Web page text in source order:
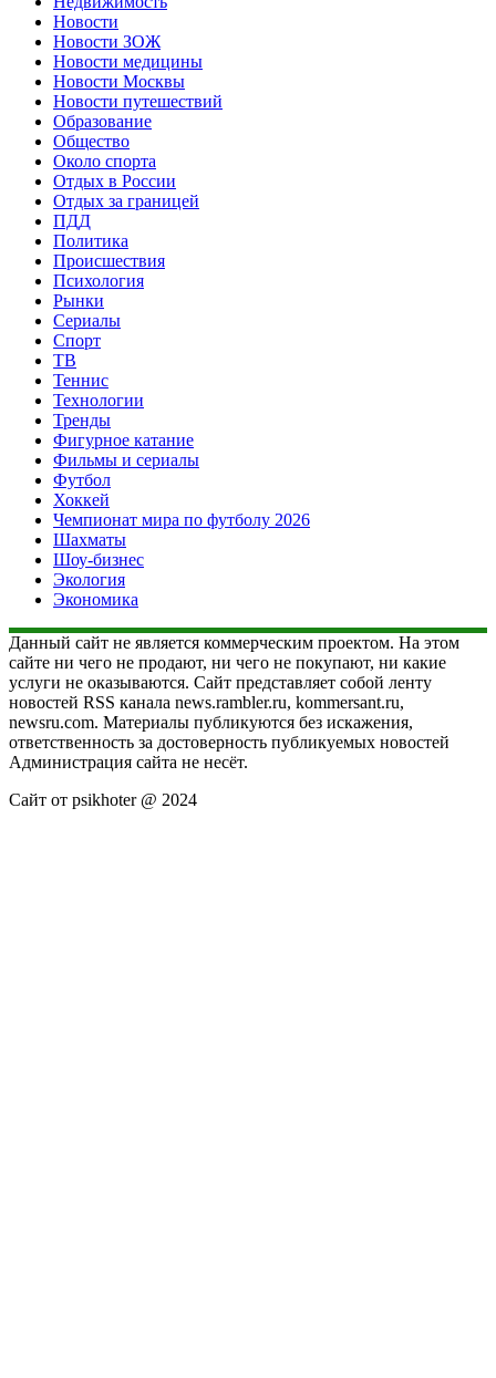
Новости
Новости ЗОЖ
Новости медицины
Новости Москвы
Новости путешествий
Образование
Общество
Около спорта
Отдых в России
Отдых за границей
ПДД
Политика
Происшествия
Психология
Рынки
Сериалы
Спорт
ТВ
Теннис
Технологии
Тренды
Фигурное катание
Фильмы и сериалы
Футбол
Хоккей
Чемпионат мира по футболу 2026
Шахматы
Шоу-бизнес
Экология
Экономика
Данный сайт не является коммерческим проектом. На этом
сайте ни чего не продают, ни чего не покупают, ни какие
услуги не оказываются. Сайт представляет собой ленту
новостей RSS канала news.rambler.ru, kommersant.ru,
newsru.com. Материалы публикуются без искажения,
ответственность за достоверность публикуемых новостей
Администрация сайта не несёт.
Сайт от psikhoter @ 2024